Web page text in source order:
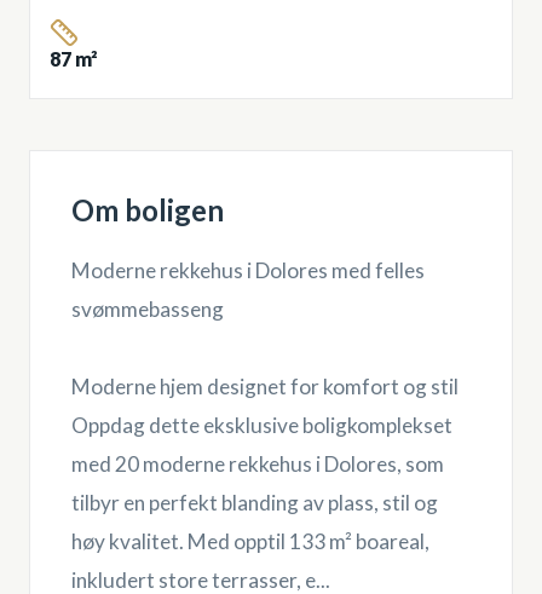
87 m²
Om boligen
Moderne rekkehus i Dolores med felles
svømmebasseng
Moderne hjem designet for komfort og stil
Oppdag dette eksklusive boligkomplekset
med 20 moderne rekkehus i Dolores, som
tilbyr en perfekt blanding av plass, stil og
høy kvalitet. Med opptil 133 m² boareal,
inkludert store terrasser, e...